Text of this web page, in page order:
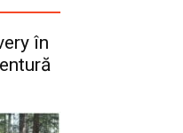
în